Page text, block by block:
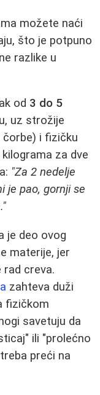
možete naći
što je potpuno
razlike u
od 3 do 5
uz strožije
čorbe) i fizičku
za dve
"Za 2 nedelje
je pao, gornji se
je deo ovog
materije, jer
rad creva.
zahteva duži
fizičkom
savetuju da
ili "prolećno
preći na